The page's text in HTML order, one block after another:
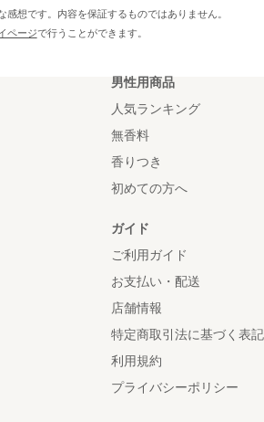
想です。内容を保証するものではありません。
ページで行うことができます。
男性用商品
人気ランキング
無香料
香りつき
初めての方へ
ガイド
ご利用ガイド
お支払い・配送
店舗情報
特定商取引法に基づく表記
利用規約
プライバシーポリシー